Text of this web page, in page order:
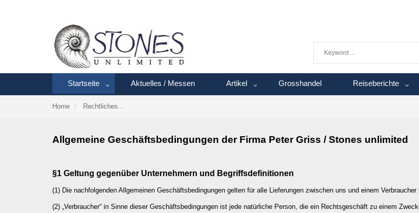
Startseite Aktuelles / Messen Artikel Grosshandel Reiseberichte
Home Rechtliches...
Allgemeine Geschäftsbedingungen der Firma Peter Griss / Stones unlimited
§1 Geltung gegenüber Unternehmern und Begriffsdefinitionen
(1) Die nachfolgenden Allgemeinen Geschäftsbedingungen gelten für alle Lieferungen zwischen uns und einem
(2) „Verbraucher“ in Sinne dieser Geschäftsbedingungen ist jede natürliche Person, die ein Rechtsgeschäft zu einem